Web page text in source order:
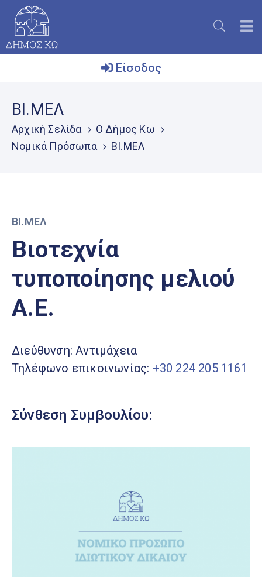
Δήμος
Το
Νησί
Μητρώο
| English
Είσοδος
ΒΙ.ΜΕΛ
Αρχική Σελίδα
O Δήμος Κω
Νομικά Πρόσωπα
ΒΙ.ΜΕΛ
ΒΙ.ΜΕΛ
Βιοτεχνία
τυποποίησης μελιού
Α.Ε.
Διεύθυνση: Αντιμάχεια
Τηλέφωνο επικοινωνίας: +30 224 205 1161
Σύνθεση Συμβουλίου: